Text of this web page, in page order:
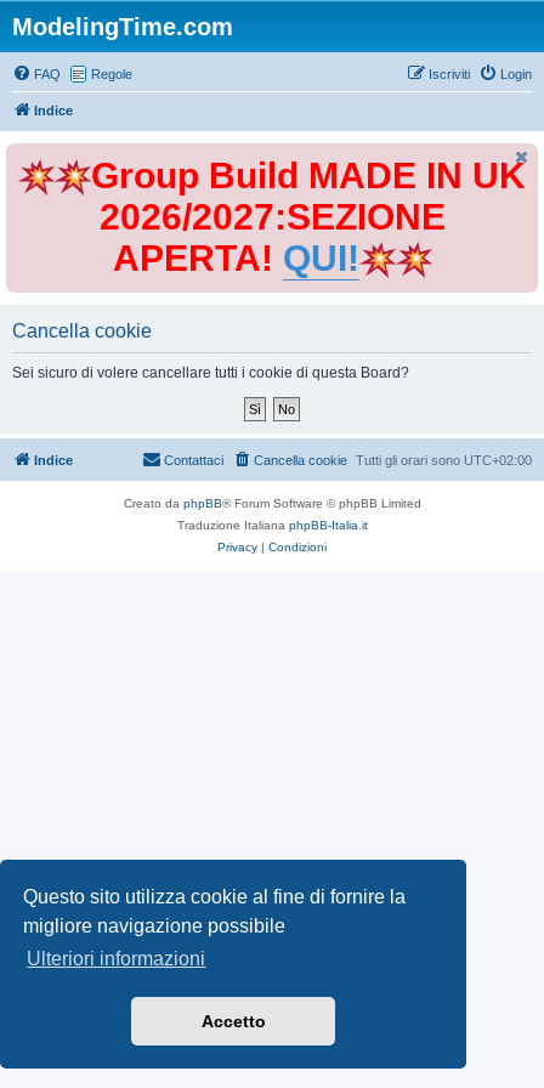
Questo sito utilizza cookie al fine di fornire la
migliore navigazione possibile
Ulteriori informazioni
Accetto
ModelingTime.com
FAQ Regole Login
Iscriviti
Indice
Group Build MADE IN UK
2026/2027:SEZIONE
APERTA! QUI!
Cancella cookie
Sei sicuro di volere cancellare tutti i cookie di questa Board?
Indice Tutti gli orari sono UTC+02:00
Cancella cookie
Contattaci
Creato da phpBB® Forum Software © phpBB Limited
Traduzione Italiana phpBB-Italia.it
Privacy | Condizioni